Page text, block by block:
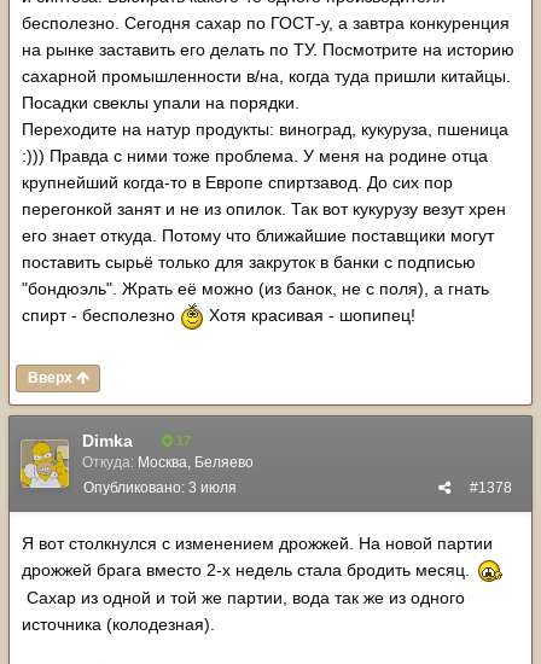
бесполезно. Сегодня сахар по ГОСТ-у, а завтра конкуренция
на рынке заставить его делать по ТУ. Посмотрите на историю
сахарной промышленности в/на, когда туда пришли китайцы.
Посадки свеклы упали на порядки.
Переходите на натур продукты: виноград, кукуруза, пшеница
:))) Правда с ними тоже проблема. У меня на родине отца
крупнейший когда-то в Европе спиртзавод. До сих пор
перегонкой занят и не из опилок. Так вот кукурузу везут хрен
его знает откуда. Потому что ближайшие поставщики могут
поставить сырьё только для закруток в банки с подписью
"бондюэль". Жрать её можно (из банок, не с поля), а гнать
спирт - бесполезно
Хотя красивая - шопипец!
Вверх
Dimka 17
Откуда: Москва, Беляево
#1378
Опубликовано: 3 июля
Я вот столкнулся с изменением дрожжей. На новой партии
дрожжей брага вместо 2-х недель стала бродить месяц.
Сахар из одной и той же партии, вода так же из одного
источника (колодезная).